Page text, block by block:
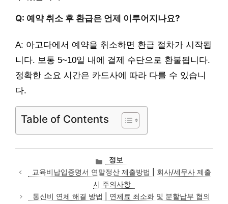
Q: 예약 취소 후 환급은 언제 이루어지나요?
A: 아고다에서 예약을 취소하면 환급 절차가 시작됩
니다. 보통 5~10일 내에 결제 수단으로 환불됩니다.
정확한 소요 시간은 카드사에 따라 다를 수 있습니
다.
Table of Contents
카
테
고
리
정보
교육비납입증명서 연말정산 제출방법 | 회사/세무사 제출
시 주의사항
통신비 연체 해결 방법 | 연체료 최소화 및 분할납부 협의